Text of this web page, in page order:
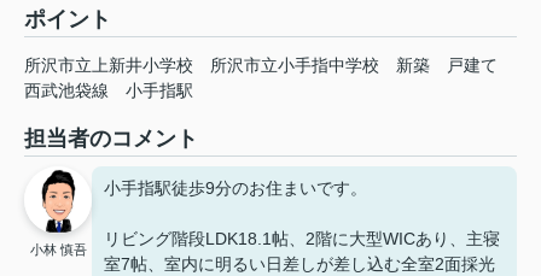
ポイント
所沢市立上新井小学校 所沢市立小手指中学校 新築
戸建て
西武池袋線
小手指駅
担当者のコメント
小林 慎吾
小手指駅徒歩9分のお住まいです。
リビング階段LDK18.1帖、2階に大型WICあり、主寝
室7帖、室内に明るい日差しが差し込む全室2面採光